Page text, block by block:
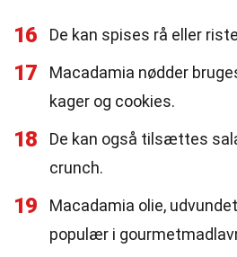
16 De kan spises rå eller
17
Macadamia nødder
kager og cookies.
18
De kan også tilsættes
crunch.
19
Macadamia olie,
populær i